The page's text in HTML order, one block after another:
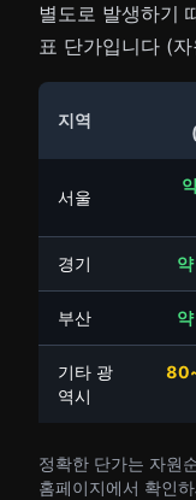
별도로 발생하기
표 단가입니다 (
지역
서울
경기
부산
기타 광
역시
정확한 단가는 자원
홈페이지에서 확인